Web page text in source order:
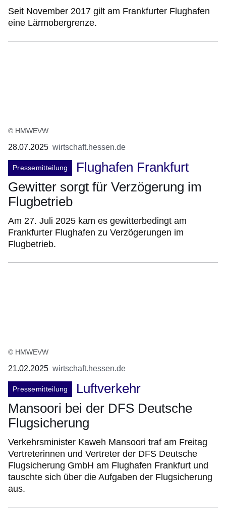
Seit November 2017 gilt am Frankfurter Flughafen
eine Lärmobergrenze.
© HMWEVW
28.07.2025 wirtschaft.hessen.de
Pressemitteilung
Flughafen Frankfurt
Gewitter sorgt für Verzögerung im
Flugbetrieb
Am 27. Juli 2025 kam es gewitterbedingt am
Frankfurter Flughafen zu Verzögerungen im
Flugbetrieb.
© HMWEVW
21.02.2025 wirtschaft.hessen.de
Pressemitteilung
Luftverkehr
Mansoori bei der DFS Deutsche
Flugsicherung
Verkehrsminister Kaweh Mansoori traf am Freitag
Vertreterinnen und Vertreter der DFS Deutsche
Flugsicherung GmbH am Flughafen Frankfurt und
tauschte sich über die Aufgaben der Flugsicherung
aus.